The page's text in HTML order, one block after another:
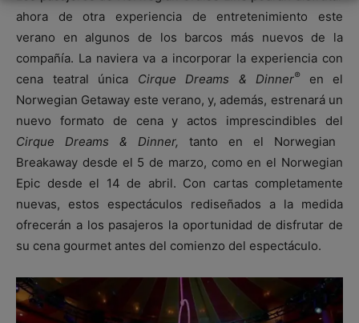
ahora de otra experiencia de entretenimiento este
verano en algunos de los barcos más nuevos de la
compañía. La naviera va a incorporar la experiencia con
cena teatral única Cirque Dreams & Dinner®
en el
Norwegian Getaway este verano, y, además, estrenará un
nuevo formato de cena y actos imprescindibles del
Cirque Dreams & Dinner, tanto en el Norwegian
Breakaway desde el 5 de marzo, como en el Norwegian
Epic desde el 14 de abril. Con cartas completamente
nuevas, estos espectáculos rediseñados a la medida
ofrecerán a los pasajeros la oportunidad de disfrutar de
su cena gourmet antes del comienzo del espectáculo.